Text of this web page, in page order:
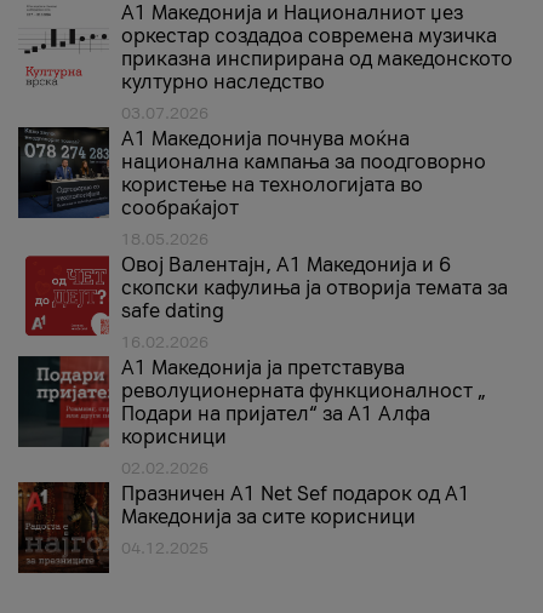
А1 Македонија и Националниот џез
оркестар создадоа современа музичка
приказна инспирирана од македонското
културно наследство
03.07.2026
A1 Македонија почнува моќна
национална кампања за поодговорно
користење на технологијата во
сообраќајот
18.05.2026
Овој Валентајн, A1 Македонија и 6
скопски кафулиња ја отворија темата за
safe dating
16.02.2026
А1 Македонија ја претставува
револуционерната функционалност „
Подари на пријател“ за А1 Алфа
корисници
02.02.2026
Празничен A1 Net Sеf подарок од А1
Македонија за сите корисници
04.12.2025